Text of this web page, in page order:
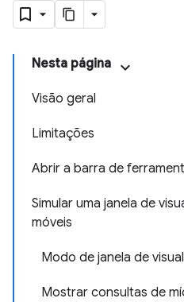
Nesta página
Visão geral
Limitações
Abrir a barra de
Simular uma janela de
móveis
Modo de janela de
Mostrar consultas de